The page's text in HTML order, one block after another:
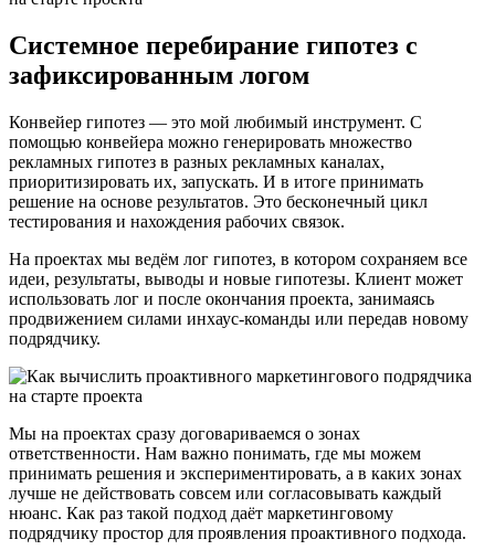
Системное перебирание гипотез с
зафиксированным логом
Конвейер гипотез — это мой любимый инструмент. С
помощью конвейера можно генерировать множество
рекламных гипотез в разных рекламных каналах,
приоритизировать их, запускать. И в итоге принимать
решение на основе результатов. Это бесконечный цикл
тестирования и нахождения рабочих связок.
На проектах мы ведём лог гипотез, в котором сохраняем все
идеи, результаты, выводы и новые гипотезы. Клиент может
использовать лог и после окончания проекта, занимаясь
продвижением силами инхаус-команды или передав новому
подрядчику.
Мы на проектах сразу договариваемся о зонах
ответственности. Нам важно понимать, где мы можем
принимать решения и экспериментировать, а в каких зонах
лучше не действовать совсем или согласовывать каждый
нюанс. Как раз такой подход даёт маркетинговому
подрядчику простор для проявления проактивного подхода.